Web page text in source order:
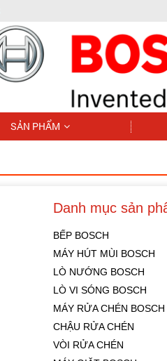
SẢN PHẨM
Danh mục sản
BẾP BOSCH
MÁY HÚT MÙI BOSCH
LÒ NƯỚNG BOSCH
LÒ VI SÓNG BOSCH
MÁY RỬA CHÉN BOSCH
CHẬU RỬA CHÉN
VÒI RỬA CHÉN